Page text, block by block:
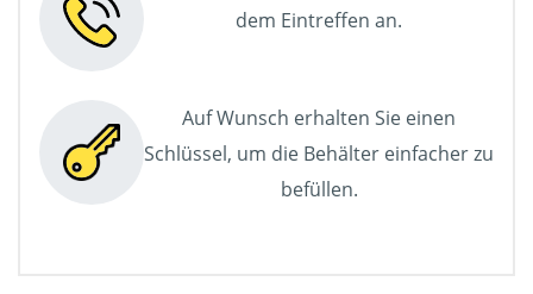
dem Eintreffen an.
Auf Wunsch erhalten Sie einen
Schlüssel, um die Behälter einfacher zu
befüllen.